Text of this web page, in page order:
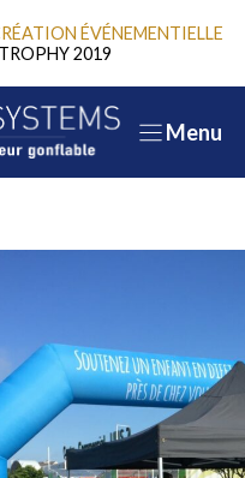
ÉVÉNEMENTIELLE
2019
Menu